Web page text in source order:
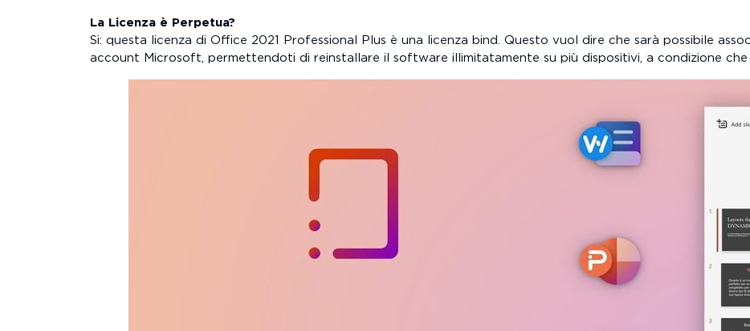
La Licenza è Perpetua?
Si: questa licenza di Office 2021 Professional Plus è una licenza bind. Questo vuol dire che sarà possibile
account Microsoft, permettendoti di reinstallare il software illimitatamente su più dispositivi, a condizione che